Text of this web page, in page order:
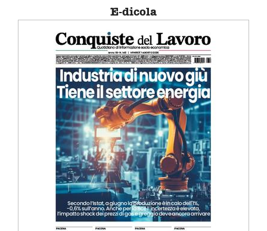
E-dicola